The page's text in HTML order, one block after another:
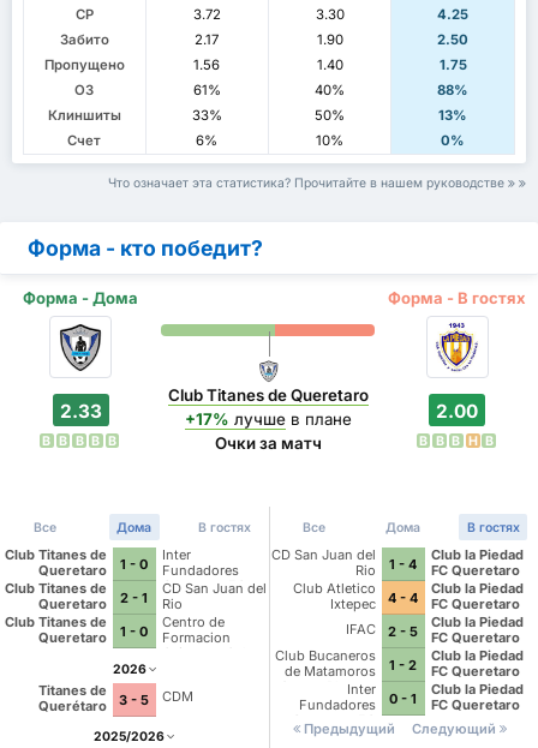
СР
3.72 3.30
4.25
Забито
2.17 1.90
2.50
Пропущено
1.56 1.40
1.75
ОЗ
61% 40%
88%
Клиншиты
33% 50%
13%
Счет
6% 10% 0%
Что означает эта статистика? Прочитайте в нашем руководстве
Форма - кто победит?
Форма - Дома Форма - В гостях
2.33
В В В В В
Club Titanes de Queretaro
+17% лучше в плане
Очки за матч
2.00
В В В Н В
Все Дома В гостях
Club Titanes de
Queretaro
1 - 0
Inter
Fundadores
Queretaro FC
Club Titanes de
Queretaro
2 - 1
CD San Juan del
Rio
Club Titanes de
Queretaro
1 - 0
Centro de
Formacion
Cajeteros Celaya
2026
Titanes de
Querétaro
3 - 5 CDM
2025/2026
Все Дома В гостях
CD San Juan del
Rio
1 - 4
Club la Piedad
FC Queretaro
Club Atletico
Ixtepec
4 - 4
Club la Piedad
FC Queretaro
IFAC
2 - 5
Club la Piedad
FC Queretaro
Club Bucaneros
de Matamoros
Garzas Blancas
FC
1 - 2
Club la Piedad
FC Queretaro
Inter
Fundadores
Queretaro FC
0 - 1
Club la Piedad
FC Queretaro
Предыдущий
Следующий